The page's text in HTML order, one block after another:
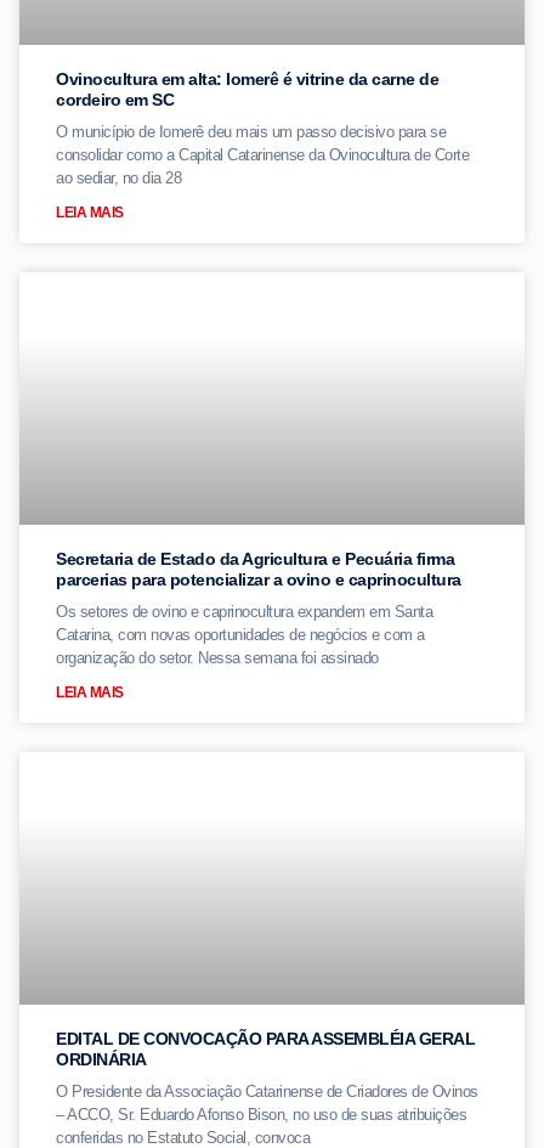
Ovinocultura em alta: Iomerê é vitrine da carne de
cordeiro em SC
O município de Iomerê deu mais um passo decisivo para se
consolidar como a Capital Catarinense da Ovinocultura de Corte
ao sediar, no dia 28
LEIA MAIS
Secretaria de Estado da Agricultura e Pecuária firma
parcerias para potencializar a ovino e caprinocultura
Os setores de ovino e caprinocultura expandem em Santa
Catarina, com novas oportunidades de negócios e com a
organização do setor. Nessa semana foi assinado
LEIA MAIS
EDITAL DE CONVOCAÇÃO PARA ASSEMBLÉIA GERAL
ORDINÁRIA
O Presidente da Associação Catarinense de Criadores de Ovinos
– ACCO, Sr. Eduardo Afonso Bison, no uso de suas atribuições
conferidas no Estatuto Social, convoca